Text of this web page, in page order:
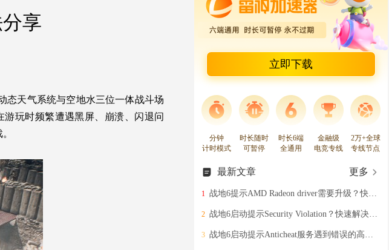
享
态天气系统与空地水三位一体战斗场
玩时频繁遭遇黑屏、崩溃、闪退问
立即下载
分钟
计时模式
时长随时
可暂停
时长6端
全通用
金融级
电竞专线
2万+全球
专线节点
最新文章 更多
1 战地6提示AMD Radeon driver需要升级？快速解决办法分享
2 战地6启动提示Security Violation？快速解决战地6安全启动弹窗的办法分享
3 战地6启动提示Anticheat服务遇到错误的高效解决教程分享